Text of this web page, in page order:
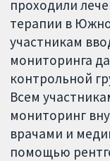
проходили
терапии в
участникам
мониторинга
контрольной
Всем
мониторинг
врачами и
помощью